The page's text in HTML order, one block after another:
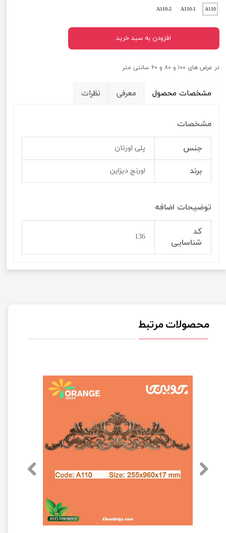
در عرض های ۱۰۰ و ۸۰ و ۶۰ سانتی متر
A110
A110-1
A110-2
افزودن به سبد خرید
مشخصات محصول معرفی نظرات
مشخصات
جنس پلی اورتان
برند اورنج دیزاین
توضیحات اضافه
کد
شناسایی
136
محصولات مرتبط